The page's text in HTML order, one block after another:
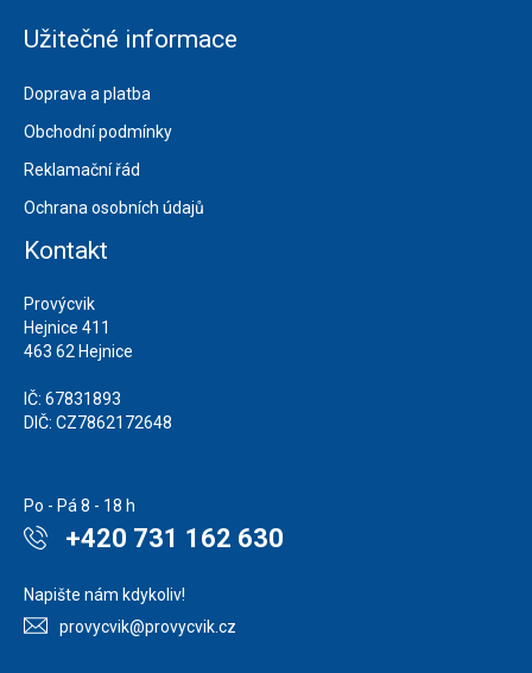
Užitečné informace
Doprava a platba
Obchodní podmínky
Reklamační řád
Ochrana osobních údajů
Kontakt
Provýcvik
Hejnice 411
463 62 Hejnice
IČ: 67831893
DIČ: CZ7862172648
Po - Pá 8 - 18 h
+420 731 162 630
Napište nám kdykoliv!
provycvik@provycvik.cz